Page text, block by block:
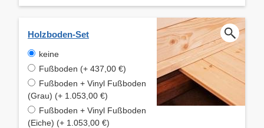
Holzboden-Set
keine
Fußboden (+ 437,00 €)
Fußboden + Vinyl Fußboden
(Grau) (+ 1.053,00 €)
Fußboden + Vinyl Fußboden
(Eiche) (+ 1.053,00 €)